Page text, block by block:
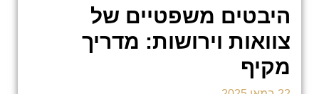
היבטים משפטיים של
צוואות וירושות: מדריך
מקיף